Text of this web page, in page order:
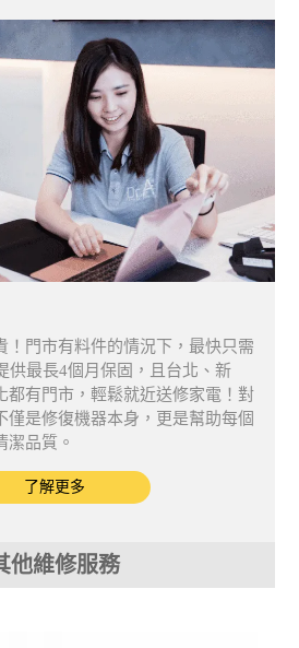
！門市有料件的情況下，最快只需
供最長4個月保固，且台北、新
都有門市，輕鬆就近送修家電！對
僅是修復機器本身，更是幫助每個
潔品質。
了解更多
他維修服務